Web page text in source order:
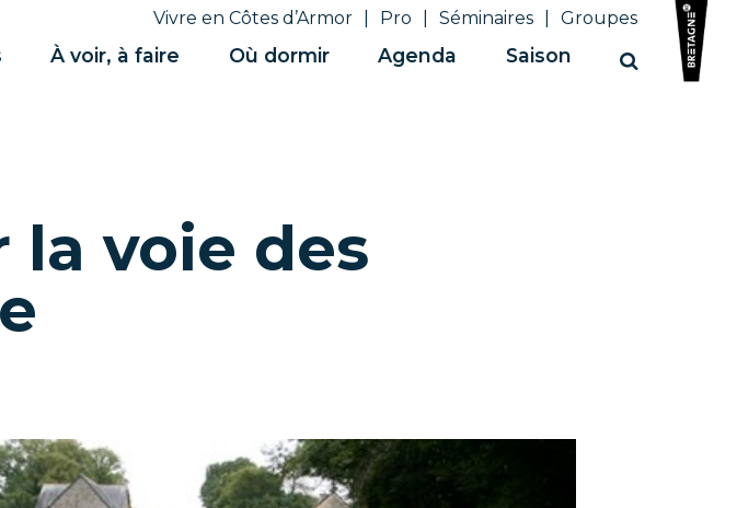
Vivre en Côtes d’Armor Pro Séminaires Groupes
À voir, à faire Où dormir Agenda Saison
la voie des